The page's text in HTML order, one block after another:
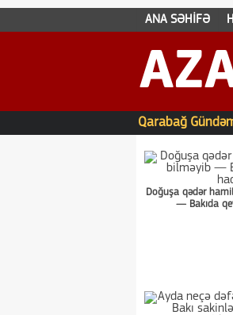
ANA SƏHİFƏ
Qarabağ
Doğuşa qədər
— Bakıda